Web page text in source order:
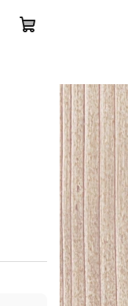
košík